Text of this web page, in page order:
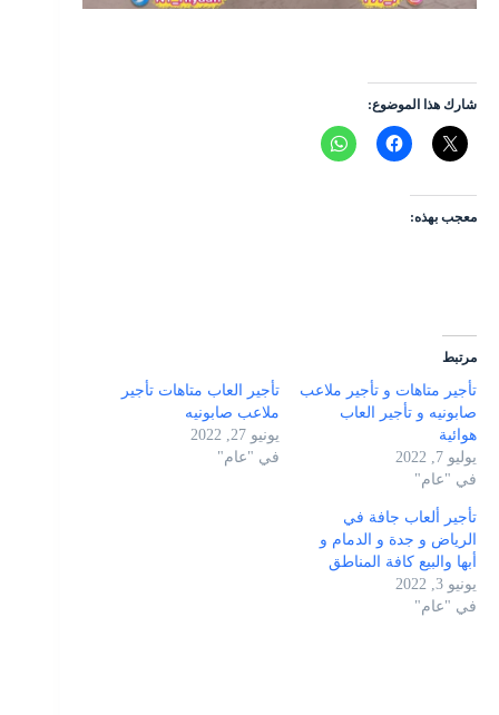
شارك هذا الموضوع:
معجب بهذه:
مرتبط
تأجير متاهات و تأجير ملاعب
صابونيه و تأجير العاب
هوائية
يوليو 7, 2022
في "عام"
تأجير العاب متاهات تأجير
ملاعب صابونيه
يونيو 27, 2022
في "عام"
تأجير ألعاب جافة في
الرياض و جدة و الدمام و
أبها والبيع كافة المناطق
يونيو 3, 2022
في "عام"